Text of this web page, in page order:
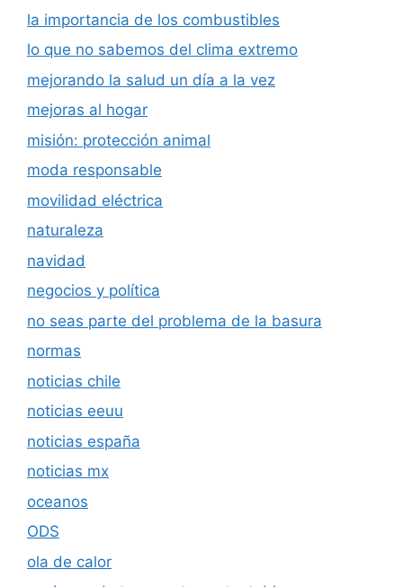
la importancia de los combustibles
lo que no sabemos del clima extremo
mejorando la salud un día a la vez
mejoras al hogar
misión: protección animal
moda responsable
movilidad eléctrica
naturaleza
navidad
negocios y política
no seas parte del problema de la basura
normas
noticias chile
noticias eeuu
noticias españa
noticias mx
oceanos
ODS
ola de calor